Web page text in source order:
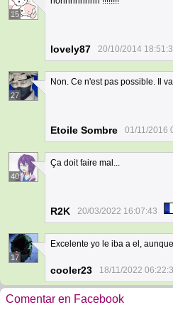
15
lovely87 20/10/2014
27
Non. Ce n'est pas possible. Il
Etoile Sombre 01/11/2016
40
Ça doit faire mal...
R2K 20/03/2022 16:07:43
17
Excelente yo le iba a el,
cooler23 18/11/2022
Comentar en Facebook